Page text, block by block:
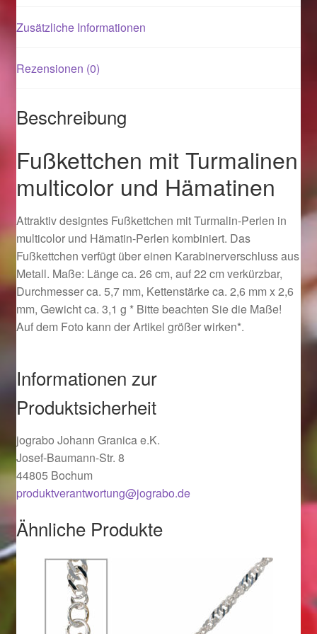
Magisches und Festliches zu Halloween 2021
Magisches und Festliches zu Halloween 2022
Mein Konto
Ostergeschenke finden für Ostern 2015
Ostergeschenke finden für Ostern 2016
Ostergeschenke finden für Ostern 2017
Ostergeschenke finden für Ostern 2018
Ostergeschenke finden für Ostern 2019
Ostergeschenke finden für Ostern 2020
Ostergeschenke finden für Ostern 2021
Ostergeschenke finden für Ostern 2022
Partner
Shop
Startseite
Zusätzliche Informationen
Rezensionen (0)
Beschreibung
Fußkettchen mit Turmalinen
multicolor und Hämatinen
Attraktiv designtes Fußkettchen mit Turmalin-Perlen in
multicolor und Hämatin-Perlen kombiniert. Das
Fußkettchen verfügt über einen Karabinerverschluss aus
Metall. Maße: Länge ca. 26 cm, auf 22 cm verkürzbar,
Durchmesser ca. 5,7 mm, Kettenstärke ca. 2,6 mm x 2,6
mm, Gewicht ca. 3,1 g * Bitte beachten Sie die Maße!
Auf dem Foto kann der Artikel größer wirken*.
Informationen zur
Produktsicherheit
jograbo Johann Granica e.K.
Josef-Baumann-Str. 8
44805 Bochum
produktverantwortung@jograbo.de
Ähnliche Produkte